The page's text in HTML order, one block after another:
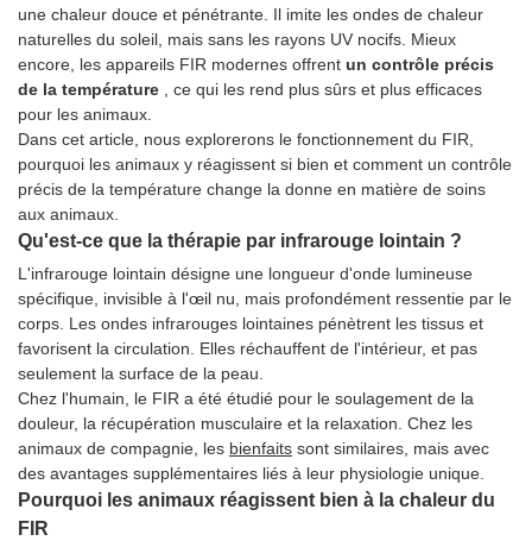
une chaleur douce et pénétrante. Il imite les ondes de chaleur
naturelles du soleil, mais sans les rayons UV nocifs. Mieux
encore, les appareils FIR modernes offrent un contrôle précis
de la température , ce qui les rend plus sûrs et plus efficaces
pour les animaux.
Dans cet article, nous explorerons le fonctionnement du FIR,
pourquoi les animaux y réagissent si bien et comment un contrôle
précis de la température change la donne en matière de soins
aux animaux.
Qu'est-ce que la thérapie par infrarouge lointain ?
L'infrarouge lointain désigne une longueur d'onde lumineuse
spécifique, invisible à l'œil nu, mais profondément ressentie par le
corps. Les ondes infrarouges lointaines pénètrent les tissus et
favorisent la circulation. Elles réchauffent de l'intérieur, et pas
seulement la surface de la peau.
Chez l'humain, le FIR a été étudié pour le soulagement de la
douleur, la récupération musculaire et la relaxation. Chez les
animaux de compagnie, les bienfaits sont similaires, mais avec
des avantages supplémentaires liés à leur physiologie unique.
Pourquoi les animaux réagissent bien à la chaleur du
FIR